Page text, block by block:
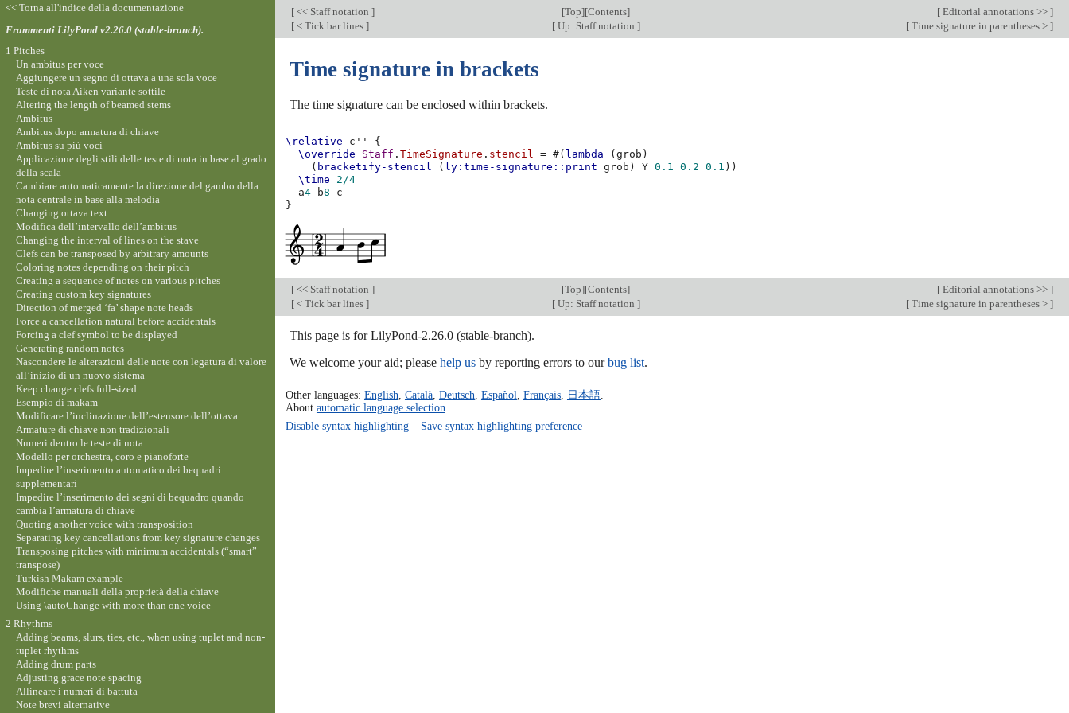
[ << Staff notation ] [Top][Contents] [ Editorial annotations >> ]
[ < Tick bar lines ] [Up: Staff notation ] [ Time signature in parentheses > ]
Time signature in brackets
The time signature can be enclosed within brackets.
\relative c''
{
\override
Staff .TimeSignature . stencil = #( lambda (grob )
( bracketify-stencil ( ly:time-signature::print grob ) Y 0.1 0.2 0.1 ))
\time
2/4
a4 b8
c
}
[ << Staff notation ] [Top][Contents] [ Editorial annotations >> ]
[ < Tick bar lines ] [Up: Staff notation ] [ Time signature in parentheses > ]
This page is for LilyPond-2.26.0 (stable-branch).
We welcome your aid; please help us by reporting errors to ourbug list.
Other languages: English Català, Deutsch Español Français, 日本語.
About automatic language selection
Disable syntax highlighting– Save syntax highlighting preference
<< Torna all'indice della documentazione
Frammenti LilyPond v2.26.0 (stable-branch).
1 Pitches
Un ambitus per voce
Aggiungere un segno di ottava a una sola voce
Teste di nota Aiken variante sottile
Altering the length of beamed stems
Ambitus
Ambitus dopo armatura di chiave
Ambitus su più voci
Applicazione degli stili delle teste di nota in base al grado
della scala
Cambiare automaticamente la direzione del gambo della
nota centrale in base alla melodia
Changing ottava text
Modifica dell’intervallo dell’ambitus
Changing the interval of lines on the stave
Clefs can be transposed by arbitrary amounts
Coloring notes depending on their pitch
Creating a sequence of notes on various pitches
Creating custom key signatures
Direction of merged ‘fa’ shape note heads
Force a cancellation natural before accidentals
Forcing a clef symbol to be displayed
Generating random notes
Nascondere le alterazioni delle note con legatura di valore
all’inizio di un nuovo sistema
Keep change clefs full-sized
Esempio di makam
Modificare l’inclinazione dell’estensore dell’ottava
Armature di chiave non tradizionali
Numeri dentro le teste di nota
Modello per orchestra, coro e pianoforte
Impedire l’inserimento automatico dei bequadri
supplementari
Impedire l’inserimento dei segni di bequadro quando
cambia l’armatura di chiave
Quoting another voice with transposition
Separating key cancellations from key signature changes
Transposing pitches with minimum accidentals (“smart”
transpose)
Turkish Makam example
Modifiche manuali della proprietà della chiave
Using \autoChange with more than one voice
2 Rhythms
Adding beams, slurs, ties, etc., when using tuplet and non-
tuplet rhythms
Adding drum parts
Adjusting grace note spacing
Allineare i numeri di battuta
Note brevi alternative